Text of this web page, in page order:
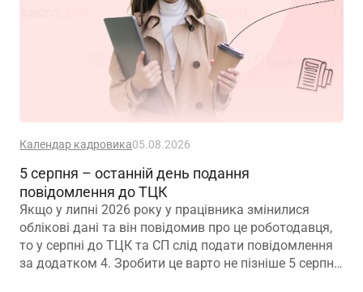
Календар кадровика05.08.2026
5 серпня – останній день подання
повідомлення до ТЦК
Якщо у липні 2026 року у працівника змінилися
облікові дані та він повідомив про це роботодавця,
то у серпні до ТЦК та СП слід подати повідомлення
за додатком 4. Зробити це варто не пізніше 5 серпня